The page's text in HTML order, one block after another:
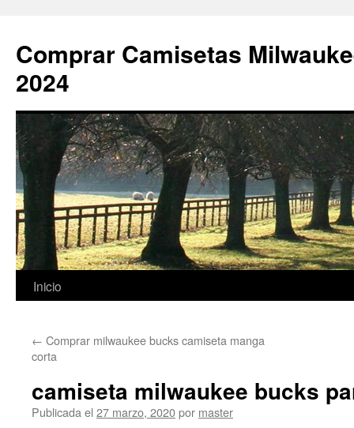
Comprar Camisetas
2024
Saltar
contenido
Inicio
← Comprar milwaukee bucks camiseta manga
corta
camiseta milwaukee bucks
Publicada el 27 marzo, 2020por master